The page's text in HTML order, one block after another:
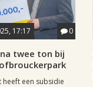
17:17 0
twee ton bij
heeft een subsidie